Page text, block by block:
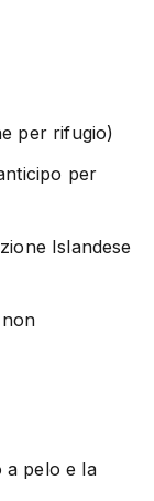
per rifugio)
per
Islandese
non
a pelo e la